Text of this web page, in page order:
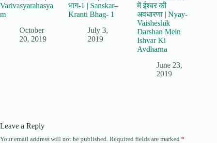
Varivasyarahasya
m
October
20, 2019
भाग-1 | Sanskar–
Kranti Bhag- 1
July 3,
2019
में ईश्वर की
अवधारणा | Nyay-
Vaisheshik
Darshan Mein
Ishvar Ki
Avdharna
June 23,
2019
Leave a Reply
Your email address will not be published. Required fields are marked *